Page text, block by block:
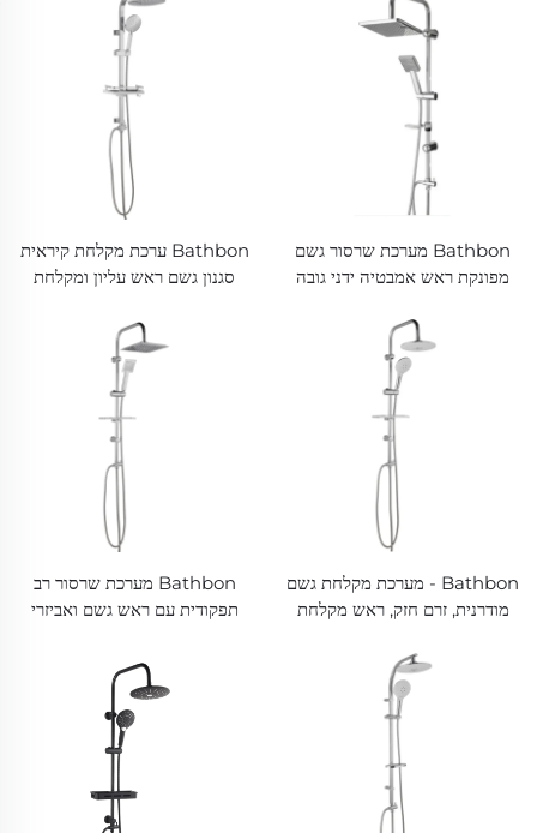
Bathbon מערכת שרסור גשם
מפונקת ראש אמבטיה ידני גובה
מכירת מפעלים ישירה מכר
wholesale
Bathbon ערכת מקלחת קיראית
סגנון גשם ראש עליון ומקלחת
ערך מצוין
Bathbon - מערכת מקלחת גשם
מודרנית, זרם חזק, ראש מקלחת
איכות מובטחת
Bathbon מערכת שרסור רב
תפקודית עם ראש גשם ואביזרי
מפעלים במכירה מצריכה עלות
נמוכה